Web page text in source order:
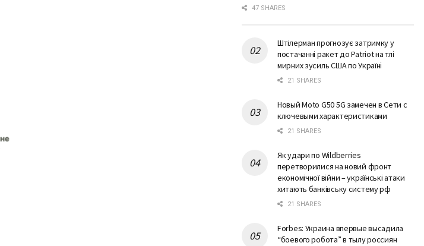
47 SHARES
Штілерман прогнозує затримку у
постачанні ракет до Patriot на тлі
мирних зусиль США по Україні
21 SHARES
Новый Moto G50 5G замечен в Сети с
ключевыми характеристиками
21 SHARES
Як удари по Wildberries
перетворилися на новий фронт
економічної війни – українські атаки
хитають банківську систему рф
21 SHARES
Forbes: Украина впервые высадила
“боевого робота” в тылу россиян